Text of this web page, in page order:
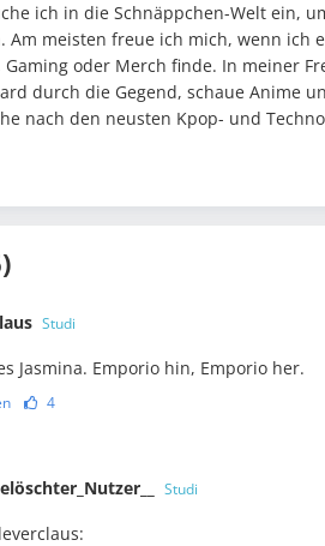
ich in die Schnäppchen-Welt ein,
Am meisten freue ich mich, wenn ich
Gaming oder Merch finde. In meiner
durch die Gegend, schaue Anime
nach den neusten Kpop- und
Studi
Jasmina. Emporio hin, Emporio her.
4
Studi